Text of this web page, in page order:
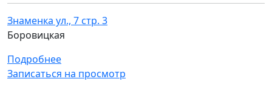
Знаменка ул., 7 стр. 3
Боровицкая
Подробнее
Записаться на просмотр